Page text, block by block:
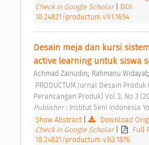
Check in Google Scholar
DOI:
10.24821/productum.v1i1.1654
Desain meja dan kursi
active learning untuk siswa
Achmad Zainudin; Rahmanu Widayat;
Perancangan Produk) Vol 3, No 3
Publisher : Institut Seni Indonesia
Show Abstract| Download
Check in Google Scholar
Full
10.24821/productum.v3i3.1876